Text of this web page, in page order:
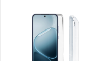
PROTECTION ΔΙΑΦΑΝΗ